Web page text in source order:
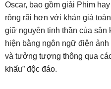
Oscar, bao gồm giải Phim
rộng rãi hơn với khán giả
giữ nguyên tinh thần của
hiện bằng ngôn ngữ điện
và tưởng tượng thông qua
khấu” độc đáo.